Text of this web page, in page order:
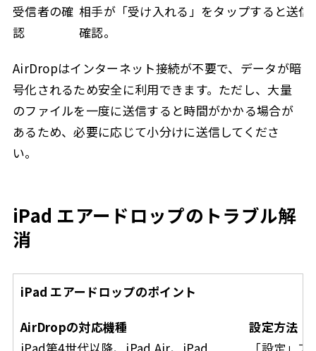
受信者の確
認
相手が「受け入れる」をタップすると送
確認。
AirDropはインターネット接続が不要で、データが暗
号化されるため安全に利用できます。ただし、大量
のファイルを一度に送信すると時間がかかる場合が
あるため、必要に応じて小分けに送信してくださ
い。
iPad エアードロップのトラブル解
消
iPad エアードロップのポイント
AirDropの対応機種
設定方法